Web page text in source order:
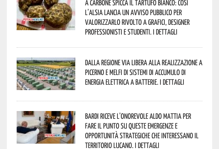
A Carbone spicca il tartufo bianco: così
l’Alsia lancia un avviso pubblico per
valorizzarlo rivolto a grafici, designer
professionisti e studenti. I dettagli
Dalla Regione via libera alla realizzazione a
Picerno e Melfi di sistemi di accumulo di
energia elettrica a batterie. I dettagli
Bardi riceve l’onorevole Aldo Mattia per
fare il punto su queste emergenze e
opportunità strategiche che interessano il
territorio lucano. I dettagli